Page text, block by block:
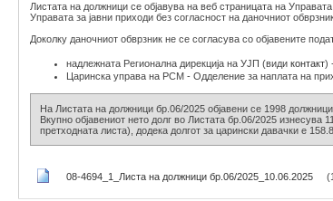
Листата на должници се објавува на веб страницата на
Управата за јавни приходи без согласност на даночниот
Доколку даночниот обврзник не се согласува со објавените
надлежната Регионална дирекција на УЈП (види контакт)
Царинска управа на РСМ - Одделение за наплата на
На Листата на должници бр.06/2025 објавени се 1998
Вкупно објавениот нето долг во Листата бр.06/2025
претходната листа), додека долгот за царински давачки е
08-4694_1_Листа на должници бр.06/2025_10.06.2025